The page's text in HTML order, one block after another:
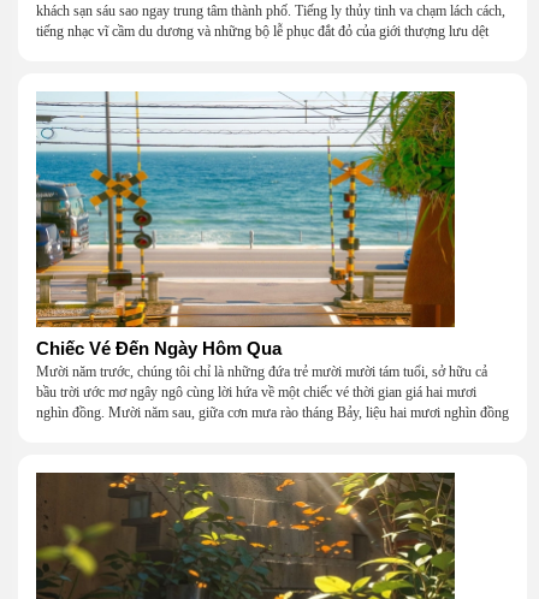
khách sạn sáu sao ngay trung tâm thành phố. Tiếng ly thủy tinh va chạm lách cách,
tiếng nhạc vĩ cầm du dương và những bộ lễ phục đắt đỏ của giới thượng lưu dệt
Chiếc Vé Đến Ngày Hôm Qua
Mười năm trước, chúng tôi chỉ là những đứa trẻ mười mười tám tuổi, sở hữu cả
bầu trời ước mơ ngây ngô cùng lời hứa về một chiếc vé thời gian giá hai mươi
nghìn đồng. Mười năm sau, giữa cơn mưa rào tháng Bảy, liệu hai mươi nghìn đồng